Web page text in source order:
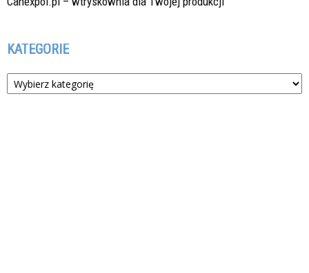
KATEGORIE
Kategorie